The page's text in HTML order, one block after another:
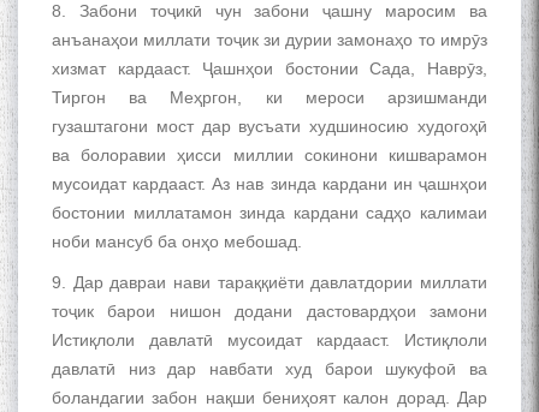
8. Забони тоҷикӣ чун забони ҷашну маросим ва
анъанаҳои миллати тоҷик зи дурии замонаҳо то имрӯз
хизмат кардааст. Ҷашнҳои бостонии Сада, Наврӯз,
Тиргон ва Меҳргон, ки мероси арзишманди
гузаштагони мост дар вусъати худшиносию худогоҳӣ
ва болоравии ҳисси миллии сокинони кишварамон
мусоидат кардааст. Аз нав зинда кардани ин ҷашнҳои
бостонии миллатамон зинда кардани садҳо калимаи
ноби мансуб ба онҳо мебошад.
9. Дар давраи нави тараққиёти давлатдории миллати
тоҷик барои нишон додани дастовардҳои замони
Истиқлоли давлатӣ мусоидат кардааст. Истиқлоли
давлатӣ низ дар навбати худ барои шукуфоӣ ва
боландагии забон нақши бениҳоят калон дорад. Дар
Дар Академияи миллии
илмҳои Тоҷикистон бахшида
ба 100-солагии мунаққиду
адабиётшинос Соҳиб
Табаров ҳамоиши илмӣ-
назариявӣ баргузор гардид.
БАЛХӢ БУЗУРГТАРИН
МУТАФАККИР ВА ОРИФИ
ЗАБОНУ АДАБИ ТОҶИК